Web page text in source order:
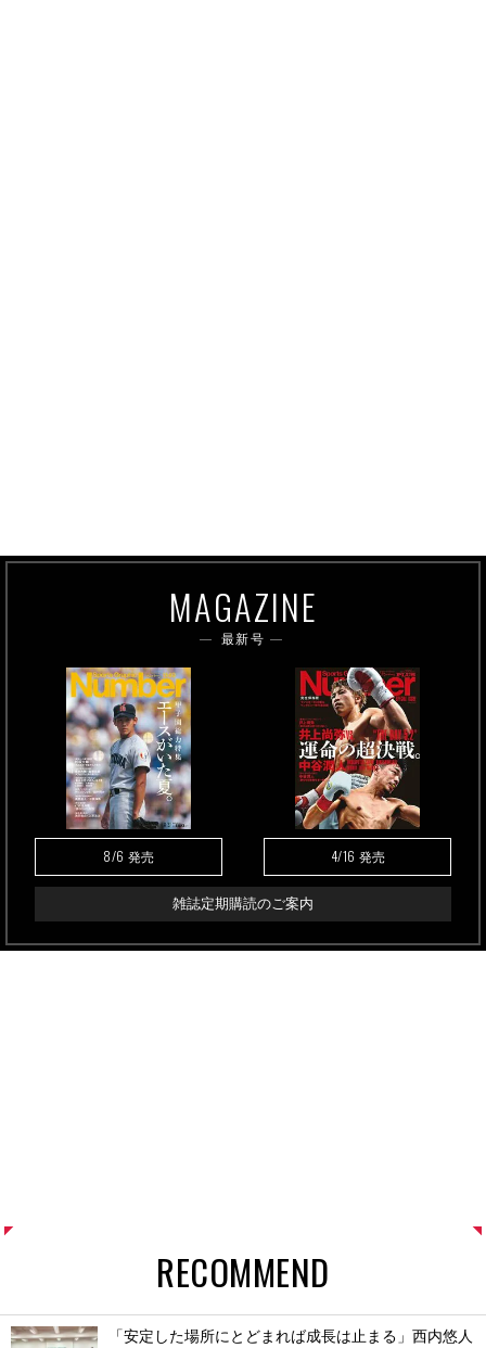
MAGAZINE
最新号
8/6 発売 4/16 発売
雑誌定期購読のご案内
RECOMMEND
「安定した場所にとどまれば成長は止まる」西内悠人